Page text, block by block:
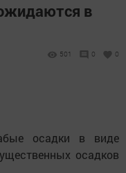
в
501 0 0
осадки в виде
осадков